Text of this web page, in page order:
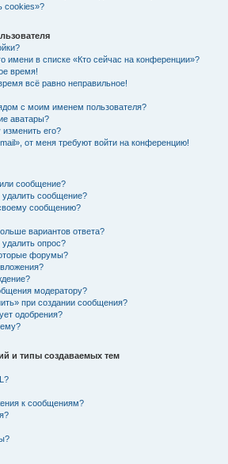
cookies»?
имени в списке «Кто сейчас на конференции»?
время!
всё равно неправильное!
с моим именем пользователя?
аватары?
изменить его?
от меня требуют войти на конференцию!
сообщение?
удалить сообщение?
сообщению?
вариантов ответа?
удалить опрос?
форумы?
модератору?
при создании сообщения?
одобрения?
и типы создаваемых тем
к сообщениям?